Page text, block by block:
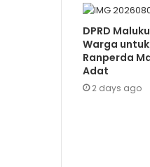
DPRD
Warga
Ranperda
Adat
2 days ago